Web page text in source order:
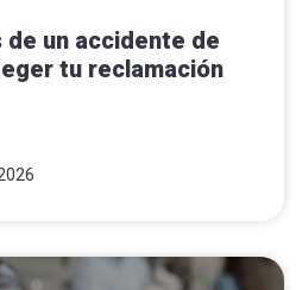
de un accidente de
tu reclamación